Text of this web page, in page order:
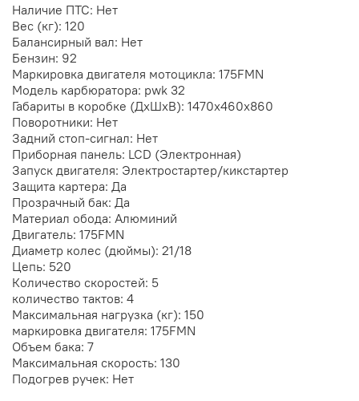
Наличие ПТС: Нет
Вес (кг): 120
Балансирный вал: Нет
Бензин: 92
Маркировка двигателя мотоцикла: 175FMN
Модель карбюратора: pwk 32
Габариты в коробке (ДхШхВ): 1470х460х860
Поворотники: Нет
Задний стоп-сигнал: Нет
Приборная панель: LCD (Электронная)
Запуск двигателя: Электростартер/кикстартер
Защита картера: Да
Прозрачный бак: Да
Материал обода: Алюминий
Двигатель: 175FMN
Диаметр колес (дюймы): 21/18
Цепь: 520
Количество скоростей: 5
количество тактов: 4
Максимальная нагрузка (кг): 150
маркировка двигателя: 175FMN
Объем бака: 7
Максимальная скорость: 130
Подогрев ручек: Нет